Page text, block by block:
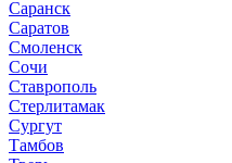
Саранск
Саратов
Смоленск
Сочи
Ставрополь
Стерлитамак
Сургут
Тамбов